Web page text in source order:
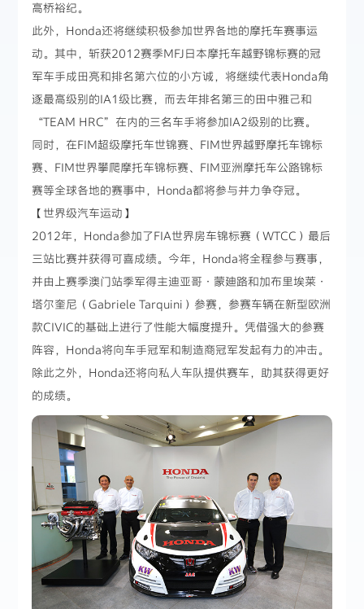
高桥裕纪。
此外，Honda还将继续积极参加世界各地的摩托车赛事运
动。其中，斩获2012赛季MFJ日本摩托车越野锦标赛的冠
军车手成田亮和排名第六位的小方诚，将继续代表Honda角
逐最高级别的IA1级比赛，而去年排名第三的田中雅己和
“TEAM HRC”在内的三名车手将参加IA2级别的比赛。
同时，在FIM超级摩托车世锦赛、FIM世界越野摩托车锦标
赛、FIM世界攀爬摩托车锦标赛、FIM亚洲摩托车公路锦标
赛等全球各地的赛事中，Honda都将参与并力争夺冠。
【世界级汽车运动】
2012年，Honda参加了FIA世界房车锦标赛（WTCC）最后
三站比赛并获得可喜成绩。今年，Honda将全程参与赛事，
并由上赛季澳门站季军得主迪亚哥·蒙廸路和加布里埃莱·
塔尔奎尼（Gabriele Tarquini）参赛，参赛车辆在新型欧洲
款CIVIC的基础上进行了性能大幅度提升。凭借强大的参赛
阵容，Honda将向车手冠军和制造商冠军发起有力的冲击。
除此之外，Honda还将向私人车队提供赛车，助其获得更好
的成绩。